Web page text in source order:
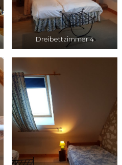
Dreibettzimmer 4